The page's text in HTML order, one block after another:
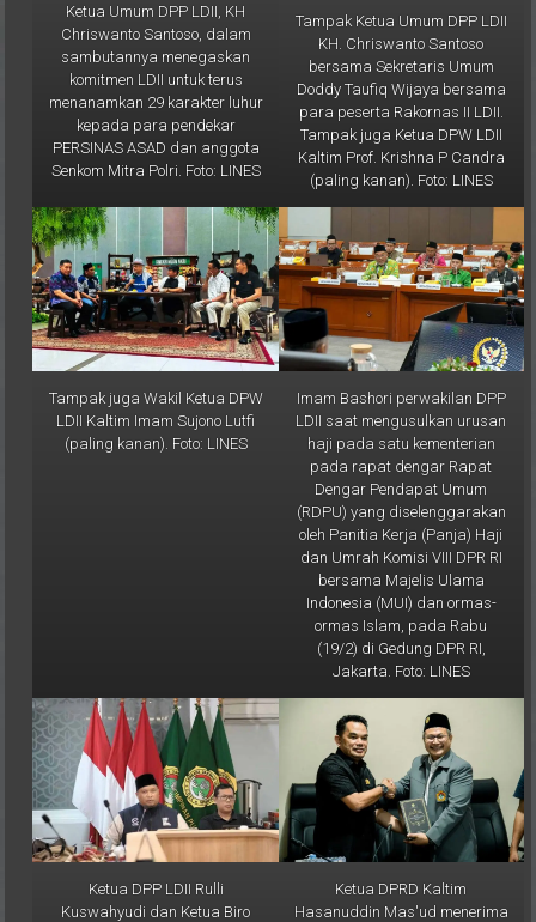
Ketua Umum DPP LDII, KH
Chriswanto Santoso, dalam
sambutannya menegaskan
komitmen LDII untuk terus
menanamkan 29 karakter luhur
kepada para pendekar
PERSINAS ASAD dan anggota
Senkom Mitra Polri. Foto: LINES
Tampak Ketua Umum DPP LDII
KH. Chriswanto Santoso
bersama Sekretaris Umum
Doddy Taufiq Wijaya bersama
para peserta Rakornas II LDII.
Tampak juga Ketua DPW LDII
Kaltim Prof. Krishna P Candra
(paling kanan). Foto: LINES
Tampak juga Wakil Ketua DPW
LDII Kaltim Imam Sujono Lutfi
(paling kanan). Foto: LINES
Imam Bashori perwakilan DPP
LDII saat mengusulkan urusan
haji pada satu kementerian
pada rapat dengar Rapat
Dengar Pendapat Umum
(RDPU) yang diselenggarakan
oleh Panitia Kerja (Panja) Haji
dan Umrah Komisi VIII DPR RI
bersama Majelis Ulama
Indonesia (MUI) dan ormas-
ormas Islam, pada Rabu
(19/2) di Gedung DPR RI,
Jakarta. Foto: LINES
Ketua DPP LDII Rulli
Kuswahyudi dan Ketua Biro
Ketua DPRD Kaltim
Hasanuddin Mas'ud menerima